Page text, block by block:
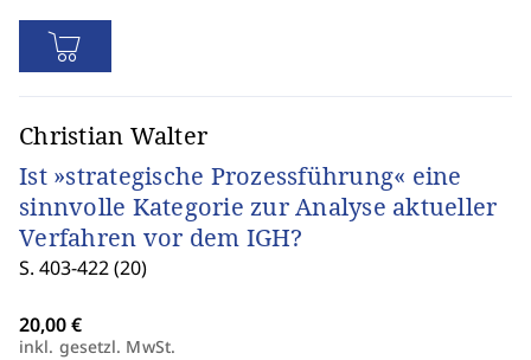
Christian Walter
Ist »strategische Prozessführung« eine
sinnvolle Kategorie zur Analyse aktueller
Verfahren vor dem IGH?
S. 403-422 (20)
inkl. gesetzl. MwSt.